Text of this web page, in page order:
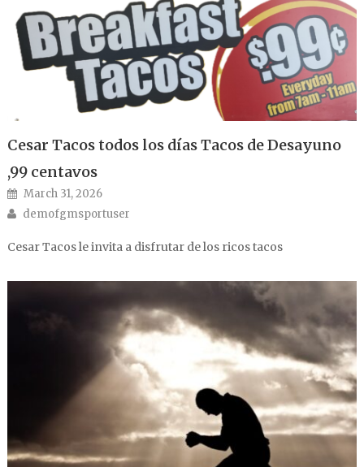
Cesar Tacos todos los días Tacos de Desayuno
,99 centavos
Posted on
March 31, 2026
Author
demofgmsportuser
Cesar Tacos le invita a disfrutar de los ricos tacos